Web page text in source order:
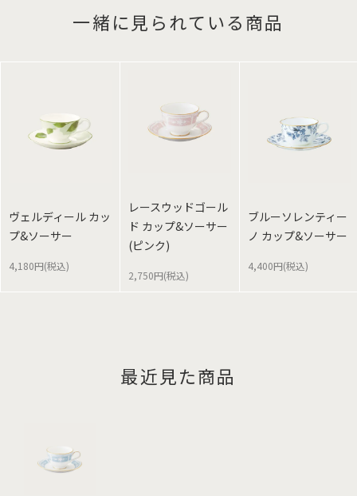
一緒に見られている商品
ヴェルディール カッ
プ&ソーサー
4,180円(税込)
レースウッドゴール
ド カップ&ソーサー
(ピンク)
2,750円(税込)
ブルーソレンティー
ノ カップ&ソーサー
4,400円(税込)
最近見た商品